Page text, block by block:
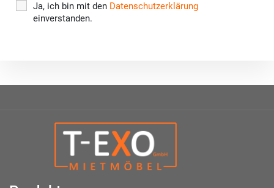
Ja, ich bin mit den Datenschutzerklärung
einverstanden.